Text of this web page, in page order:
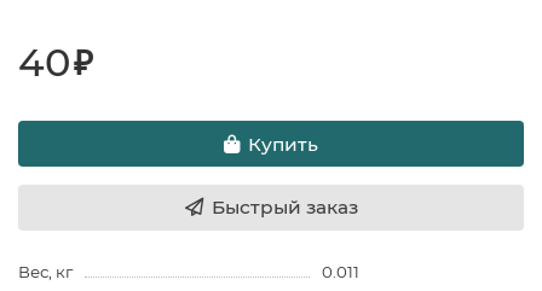
40₽
Купить
Быстрый заказ
Вес, кг
0.011